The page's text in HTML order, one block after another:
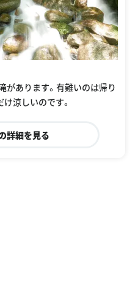
があります。有難いのは帰り
涼しいのです。
詳細を見る